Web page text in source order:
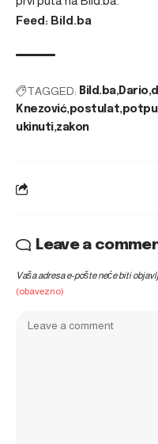
Feed: Bild.ba
TAGGED: Bild.ba Dario
Knezović postulat
ukinuti zakon
Leave a
Vaša adresa e-pošte neće biti
(obavezno)